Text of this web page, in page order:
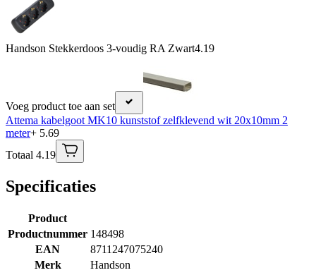
Handson Stekkerdoos 3-voudig RA Zwart4.19
Voeg product toe aan set
Attema kabelgoot MK10 kunststof zelfklevend wit 20x10mm 2
meter+ 5.69
Totaal 4.19
Specificaties
Product
Productnummer 148498
EAN
8711247075240
Merk
Handson